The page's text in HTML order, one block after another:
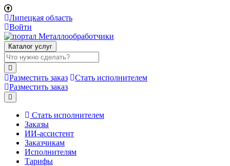
Липецкая область
Войти
Каталог услуг
Разместить заказ
Стать исполнителем
Разместить заказ
Стать исполнителем
Заказы
ИИ-ассистент
Заказчикам
Исполнителям
Тарифы